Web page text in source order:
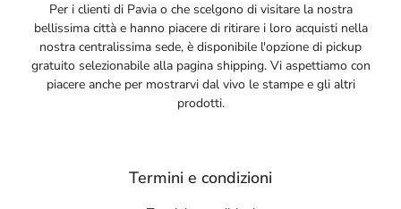
Per i clienti di Pavia o che scelgono di visitare la nostra
bellissima città e hanno piacere di ritirare i loro acquisti nella
nostra centralissima sede, è disponibile l'opzione di pickup
gratuito selezionabile alla pagina shipping. Vi aspettiamo con
piacere anche per mostrarvi dal vivo le stampe e gli altri
prodotti.
Termini e condizioni